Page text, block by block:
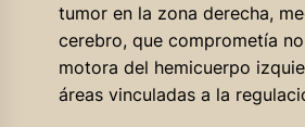
tumor en la zona derecha,
cerebro, que comprometía
motora del hemicuerpo
áreas vinculadas a la